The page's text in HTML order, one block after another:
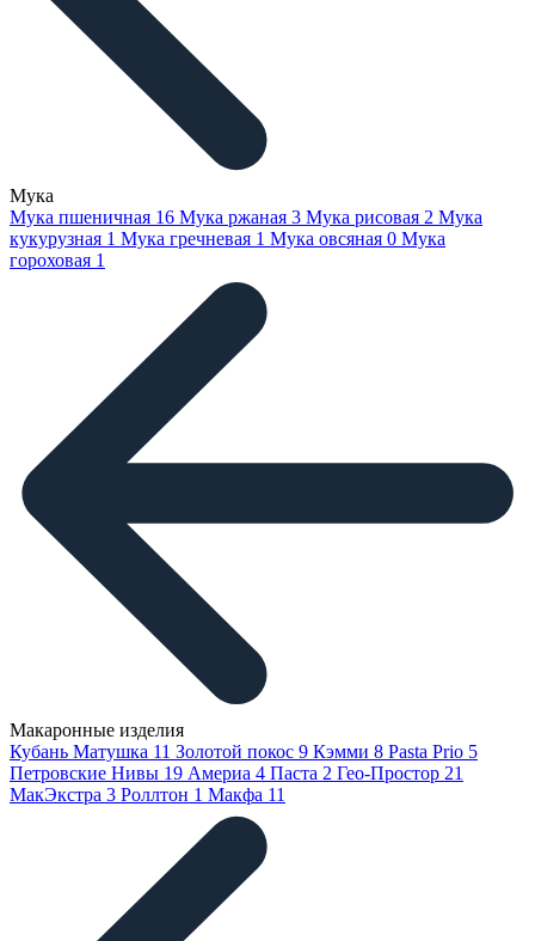
Мука
Мука пшеничная 16 Мука ржаная 3 Мука рисовая 2 Мука
кукурузная 1 Мука гречневая 1 Мука овсяная 0 Мука
гороховая 1
Макаронные изделия
Кубань Матушка 11 Золотой покос 9 Кэмми 8 Pasta Prio 5
Петровские Нивы 19 Америа 4 Паста 2 Гео-Простор 21
МакЭкстра 3 Роллтон 1 Макфа 11